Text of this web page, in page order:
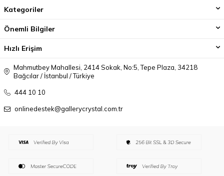
Kategoriler
Önemli Bilgiler
Hızlı Erişim
Mahmutbey Mahallesi, 2414 Sokak, No:5, Tepe Plaza, 34218
Bağcılar / İstanbul / Türkiye
444 10 10
onlinedestek@gallerycrystal.com.tr